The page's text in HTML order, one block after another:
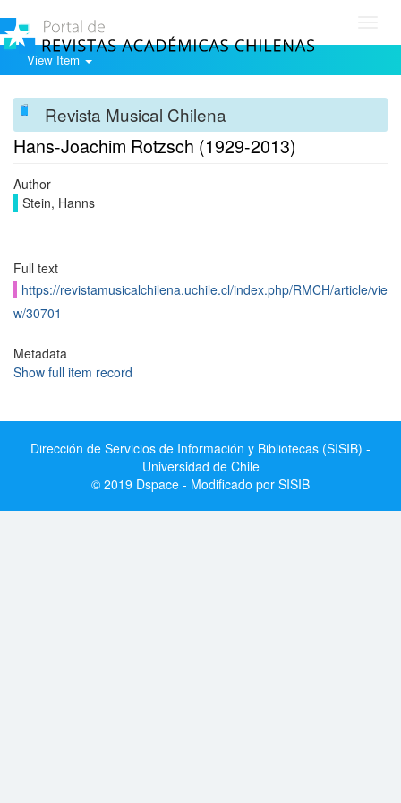
View Item
Revista Musical Chilena
Hans-Joachim Rotzsch (1929-2013)
Author
Stein, Hanns
Full text
https://revistamusicalchilena.uchile.cl/index.php/RMCH/article/vie
w/30701
Metadata
Show full item record
Dirección de Servicios de Información y Bibliotecas (SISIB) -
Universidad de Chile
© 2019 Dspace - Modificado por SISIB